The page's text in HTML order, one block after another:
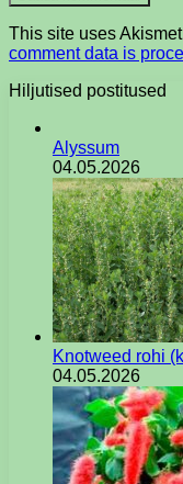
This site uses
comment data is
Hiljutised postitused
Alyssum
04.05.2026
Knotweed rohi
04.05.2026